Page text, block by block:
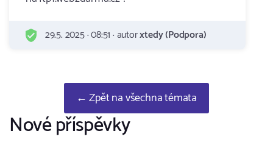
29.5. 2025 · 08:51 · autorxtedy (Podpora)
← Zpět na všechna témata
Nové příspěvky